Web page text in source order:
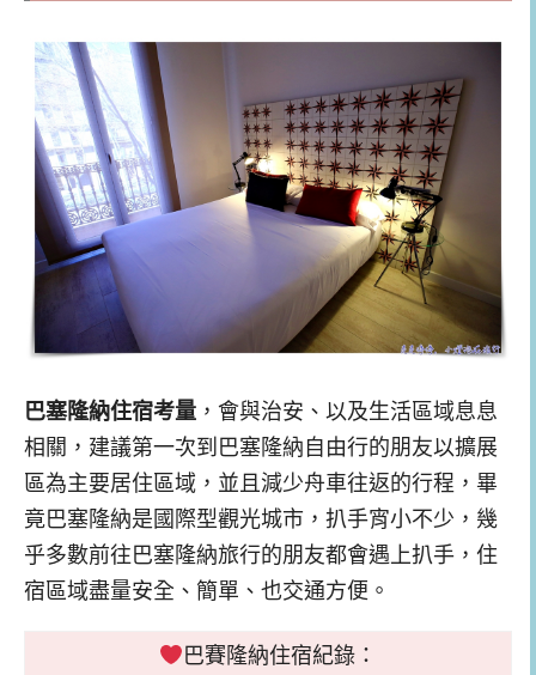
巴塞隆納住宿考量 ，會與治安、以及生活區域息息
相關，建議第一次到巴塞隆納自由行的朋友以擴展
區為主要居住區域，並且減少舟車往返的行程，畢
竟巴塞隆納是國際型觀光城市，扒手宵小不少，幾
乎多數前往巴塞隆納旅行的朋友都會遇上扒手，住
宿區域盡量安全、簡單、也交通方便。
巴賽隆納住宿紀錄：